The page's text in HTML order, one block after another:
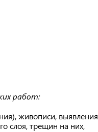
работ:
живописи, выявления
слоя, трещин на них,